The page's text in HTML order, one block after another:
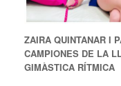
ZAIRA QUINTANAR I
CAMPIONES DE LA
GIMÀSTICA RÍTMICA